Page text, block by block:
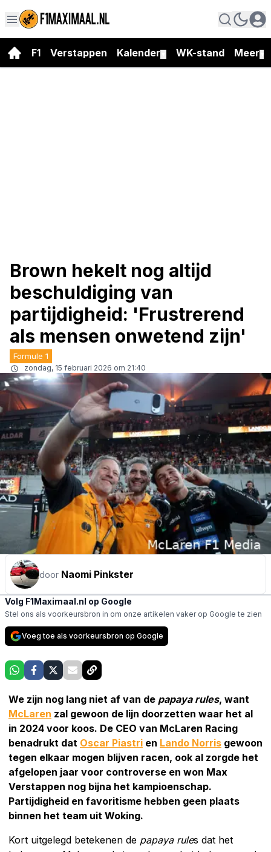
F1 Verstappen Kalender WK-stand Meer
Brown hekelt nog altijd
beschuldiging van
partijdigheid: 'Frustrerend
als mensen onwetend zijn'
Formule 1
zondag, 15 februari 2026 om 21:40
door Naomi Pinkster
Volg F1Maximaal.nl op Google
Stel ons als voorkeursbron in om onze artikelen vaker op Google te zien
Voeg toe als voorkeursbron op Google
We zijn nog lang niet af van de papaya rules, want
McLaren zal gewoon de lijn doorzetten waar het al
in 2024 voor koos. De CEO van McLaren Racing
benadrukt dat Oscar Piastri en Lando Norris gewoon
tegen elkaar mogen blijven racen, ook al zorgde het
afgelopen jaar voor controverse en won Max
Verstappen nog bijna het kampioenschap.
Partijdigheid en favoritisme hebben geen plaats
binnen het team uit Woking.
Kort uitgelegd betekenen de papaya rules dat het